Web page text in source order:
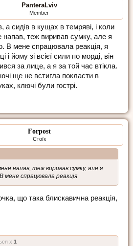
PanteraLviv
Member
а сидів в кущах в темряві, і коли
напав, теж виривав сумку, але я
В мене спрацювала реакція, я
і йому зі всієї сили по морді, він
за лице, а я за той час втікла.
ще не встигла покласти в
ключі були гострі.
Forpost
Стоїк
напав, теж виривав сумку, але я
мене спрацювала реакція
що така блискавична реакція,
x 1